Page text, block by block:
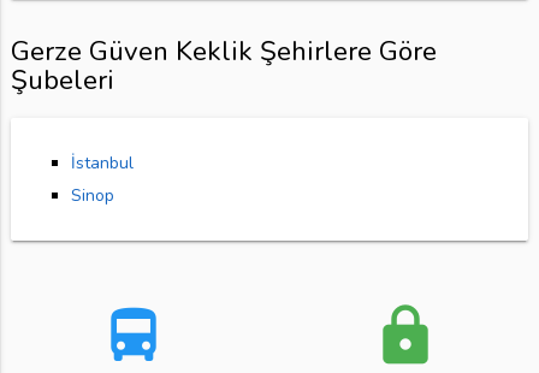
Gerze Güven Keklik Şehirlere Göre
Şubeleri
İstanbul
Sinop
directions_bus lock